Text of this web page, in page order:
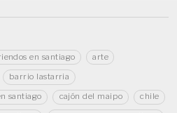
en santiago arte
barrio lastarria
santiago cajón del maipo chile